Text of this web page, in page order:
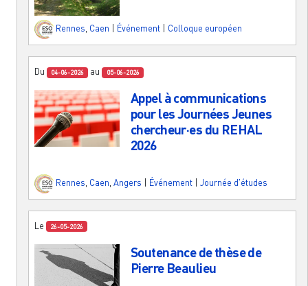
Rennes, Caen Événement Colloque européen
Du 04-06-2026 au 05-06-2026
Appel à communications
pour les Journées Jeunes
chercheur·es du REHAL
2026
Rennes Caen Angers Événement Journée d'études
Le 26-05-2026
Soutenance de thèse de
Pierre Beaulieu